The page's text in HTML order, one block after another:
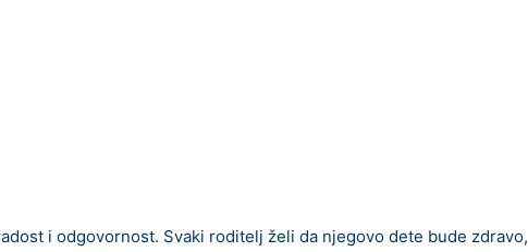
i odgovornost. Svaki roditelj želi da njegovo dete bude zdravo,